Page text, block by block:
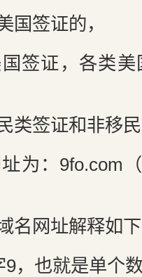
国签证的，
签证，各类
类签证和非移
为：9fo.com
名网址解释如
，也就是单个